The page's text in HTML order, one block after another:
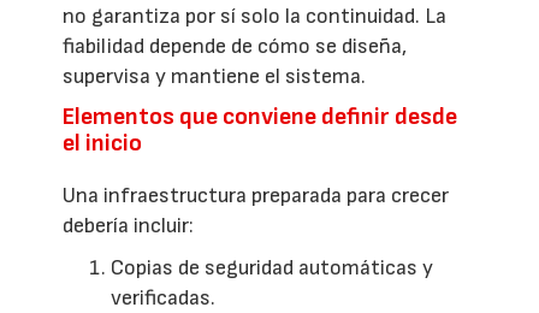
no garantiza por sí solo la continuidad. La
fiabilidad depende de cómo se diseña,
supervisa y mantiene el sistema.
Elementos que conviene definir desde
el inicio
Una infraestructura preparada para crecer
debería incluir:
Copias de seguridad automáticas y
verificadas.